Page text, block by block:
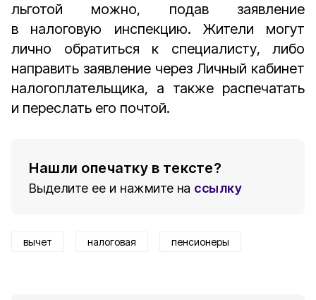
льготой можно, подав заявление
в налоговую инспекцию. Жители могут
лично обратиться к специалисту, либо
направить заявление через Личный кабинет
налогоплательщика, а также распечатать
и переслать его почтой.
Нашли опечатку в тексте?
Выделите ее и нажмите на ссылку
вычет налоговая пенсионеры